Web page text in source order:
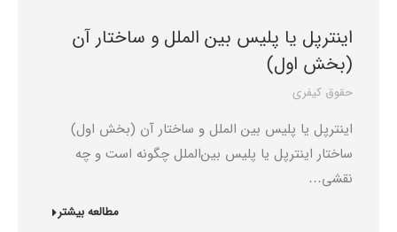
اینترپل یا پلیس بین الملل و ساختار آن
(بخش اول)
حقوق کیفری
اینترپل یا پلیس بین الملل و ساختار آن (بخش اول)
ساختار اینترپل یا پلیس بین‌الملل چگونه است و چه
نقشی…
مطالعه بیشتر